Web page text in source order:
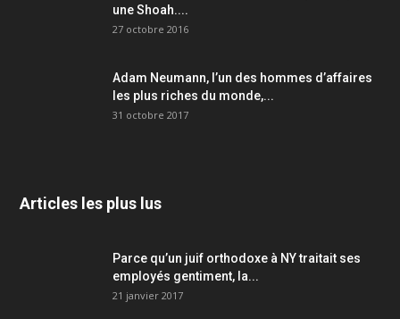
une Shoah....
27 octobre 2016
Adam Neumann, l’un des hommes d’affaires
les plus riches du monde,...
31 octobre 2017
Articles les plus lus
Parce qu’un juif orthodoxe à NY traitait ses
employés gentiment, la...
21 janvier 2017